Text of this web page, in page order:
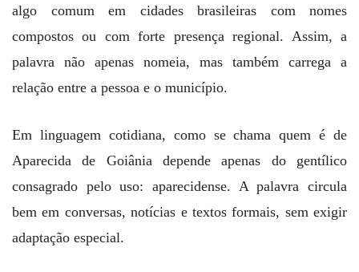
algo comum em cidades brasileiras com nomes
compostos ou com forte presença regional. Assim, a
palavra não apenas nomeia, mas também carrega a
relação entre a pessoa e o município.
Em linguagem cotidiana, como se chama quem é de
Aparecida de Goiânia depende apenas do gentílico
consagrado pelo uso: aparecidense. A palavra circula
bem em conversas, notícias e textos formais, sem exigir
adaptação especial.